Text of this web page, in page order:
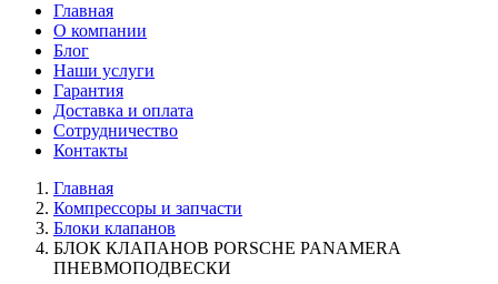
Главная
О компании
Блог
Наши услуги
Гарантия
Доставка и оплата
Сотрудничество
Контакты
Главная
Компрессоры и запчасти
Блоки клапанов
БЛОК КЛАПАНОВ PORSCHE PANAMERA
ПНЕВМОПОДВЕСКИ